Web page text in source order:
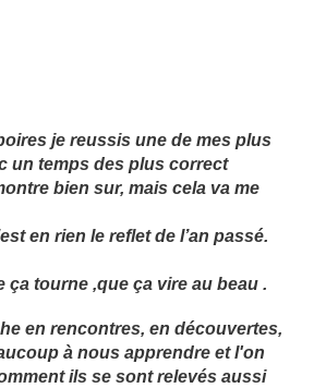
je reussis une de mes plus
un temps des plus correct
bien sur, mais cela va me
en rien le reflet de l’an passé.
ça tourne ,que ça vire au beau .
en rencontres, en découvertes,
à nous apprendre et l'on
ils se sont relevés aussi